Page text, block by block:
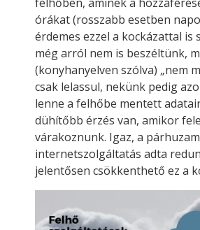
órákat (rosszabb esetben
érdemes ezzel a kockázattal is
még arról nem is beszéltünk,
(konyhanyelven szólva) „nem
csak lelassul, nekünk pedig
lenne a felhőbe mentett
dühítőbb érzés van, amikor
várakoznunk. Igaz, a
internetszolgáltatás adta
jelentősen csökkenthető ez a